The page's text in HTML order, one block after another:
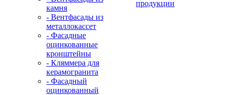
камня
- Вентфасады из
металлокассет
- Фасадные
оцинкованные
кронштейны
- Кляммера для
керамогранита
- Фасадный
оцинкованный
продукции